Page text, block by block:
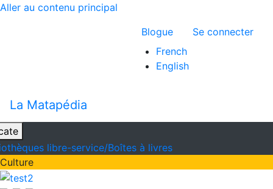
Aller au contenu principal
Menu du
Blogue
Se connecter
French
English
La Matapédia
libre-service/Boîtes à livres
Culture